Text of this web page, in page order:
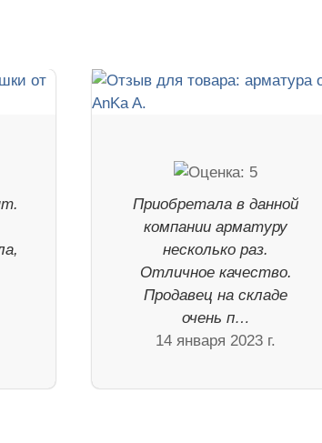
Приобретала в данной
компании арматуру
несколько раз.
Отличное качество.
Продавец на складе
очень п…
14 января 2023 г.